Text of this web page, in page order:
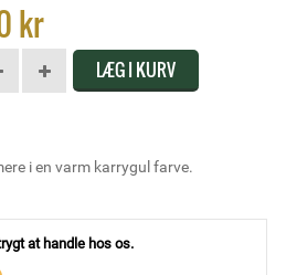
kr
LÆG I KURV
i en varm karrygul farve.
at handle hos os.